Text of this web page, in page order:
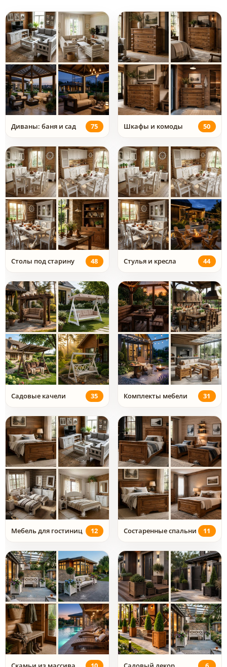
Диваны: баня и сад 75 Шкафы и комоды 50
Столы под старину 48 Стулья и кресла 44
Садовые качели 35 Комплекты мебели 31
Мебель для гостиниц 12 Состаренные спальни 11